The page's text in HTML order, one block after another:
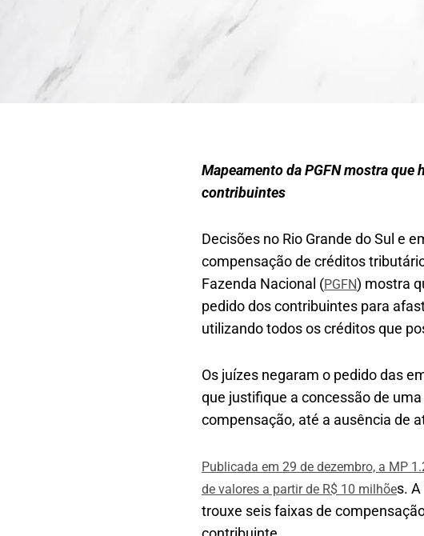
Mapeamento da PGFN mostra que
contribuintes
Decisões no Rio Grande do Sul e
compensação de créditos
Fazenda Nacional (PGFN) mostra
pedido dos contribuintes para
utilizando todos os créditos que
Os juízes negaram o pedido das
que justifique a concessão de
compensação, até a ausência de
Publicada em 29 de dezembro, a MP
de valores a partir de R$ 10 milhões.
trouxe seis faixas de